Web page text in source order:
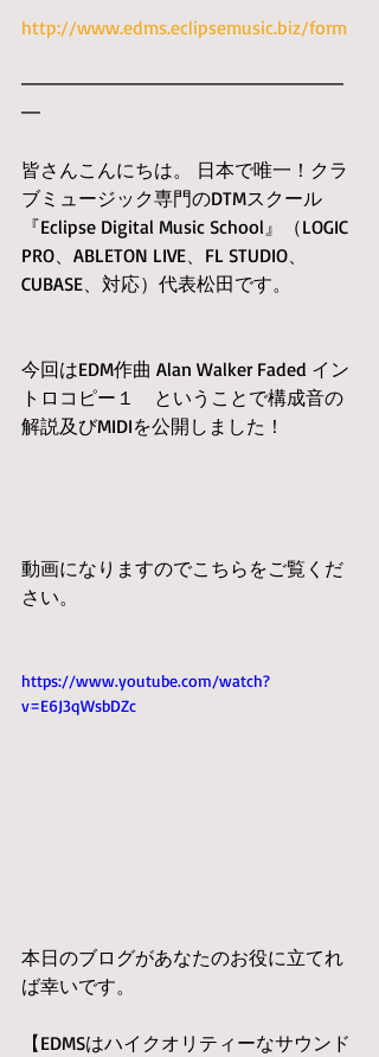
http://www.edms.eclipsemusic.biz/form
━━━━━━━━━━━━━━━━━
━
皆さんこんにちは。 日本で唯一！クラ
ブミュージック専門のDTMスクール
『Eclipse Digital Music School』（LOGIC
PRO、ABLETON LIVE、FL STUDIO、
CUBASE、対応）代表松田です。
今回はEDM作曲 Alan Walker Faded イン
トロコピー１　ということで構成音の
解説及びMIDIを公開しました！
動画になりますのでこちらをご覧くだ
さい。
https://www.youtube.com/watch?
v=E6J3qWsbDZc
本日のブログがあなたのお役に立てれ
ば幸いです。
【EDMSはハイクオリティーなサウンド